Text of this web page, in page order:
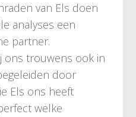
van Els doen
analyses een
partner.
ons trouwens ook in
door
Els ons heeft
welke